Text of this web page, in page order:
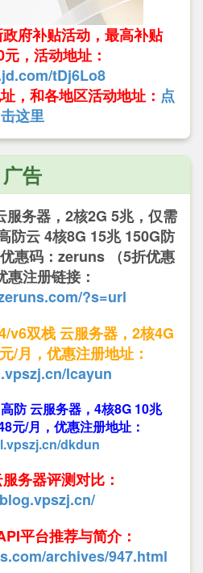
府补贴活动，最高补贴
，活动地址：
tDj6Lo8
，和各地区活动地址： 点
击这里
广告
务器，2核2G 5兆，仅需
防云 4核8G 15兆 150G防
惠码：zeruns （5折优惠
惠注册链接：
?s=url
v6双栈 云服务器，2核4G
/月，优惠注册地址：
lcayun
防 云服务器，4核8G 10兆
元/月，优惠注册地址：
dkdun
务器评测对比：
平台推荐与简介：
archives/947.html